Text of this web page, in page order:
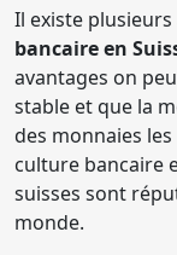
Il existe plusieurs
bancaire en
avantages on
stable et que la
des monnaies
culture bancaire
suisses sont
monde.